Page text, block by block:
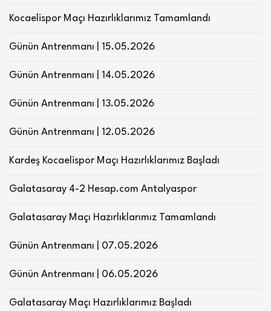
Kocaelispor Maçı Hazırlıklarımız Tamamlandı
Günün Antrenmanı | 15.05.2026
Günün Antrenmanı | 14.05.2026
Günün Antrenmanı | 13.05.2026
Günün Antrenmanı | 12.05.2026
Kardeş Kocaelispor Maçı Hazırlıklarımız Başladı
Galatasaray 4-2 Hesap.com Antalyaspor
Galatasaray Maçı Hazırlıklarımız Tamamlandı
Günün Antrenmanı | 07.05.2026
Günün Antrenmanı | 06.05.2026
Galatasaray Maçı Hazırlıklarımız Başladı